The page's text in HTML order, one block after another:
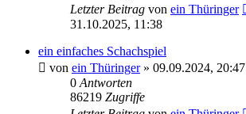
Letzter Beitrag von ein Thüringer
31.10.2025, 11:38
ein einfaches Schachspiel
von ein Thüringer» 09.09.2024, 20:47
0 Antworten
86219 Zugriffe